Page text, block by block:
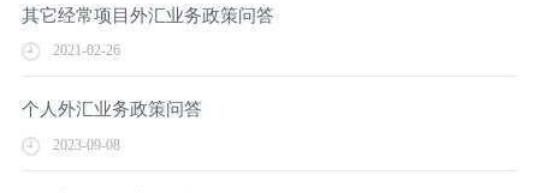
其它经常项目外汇业务政策问答
2021-02-26
个人外汇业务政策问答
2023-09-08